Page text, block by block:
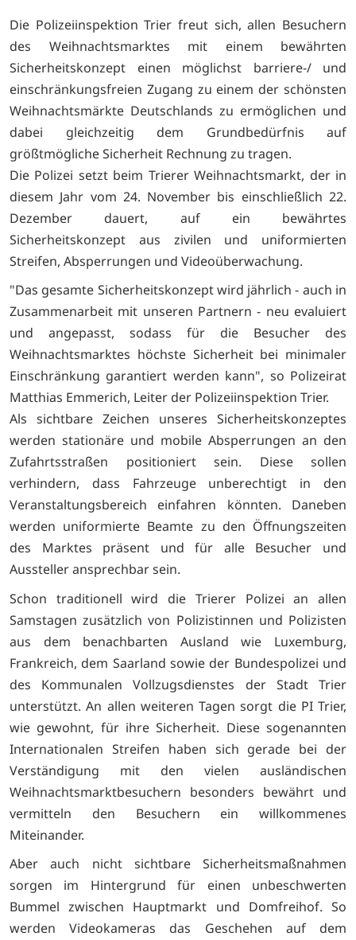
Die Polizeiinspektion Trier freut sich, allen Besuchern
des Weihnachtsmarktes mit einem bewährten
Sicherheitskonzept einen möglichst barriere-/ und
einschränkungsfreien Zugang zu einem der schönsten
Weihnachtsmärkte Deutschlands zu ermöglichen und
dabei gleichzeitig dem Grundbedürfnis auf
größtmögliche Sicherheit Rechnung zu tragen.
Die Polizei setzt beim Trierer Weihnachtsmarkt, der in
diesem Jahr vom 24. November bis einschließlich 22.
Dezember dauert, auf ein bewährtes
Sicherheitskonzept aus zivilen und uniformierten
Streifen, Absperrungen und Videoüberwachung.
"Das gesamte Sicherheitskonzept wird jährlich - auch in
Zusammenarbeit mit unseren Partnern - neu evaluiert
und angepasst, sodass für die Besucher des
Weihnachtsmarktes höchste Sicherheit bei minimaler
Einschränkung garantiert werden kann", so Polizeirat
Matthias Emmerich, Leiter der Polizeiinspektion Trier.
Als sichtbare Zeichen unseres Sicherheitskonzeptes
werden stationäre und mobile Absperrungen an den
Zufahrtsstraßen positioniert sein. Diese sollen
verhindern, dass Fahrzeuge unberechtigt in den
Veranstaltungsbereich einfahren könnten. Daneben
werden uniformierte Beamte zu den Öffnungszeiten
des Marktes präsent und für alle Besucher und
Aussteller ansprechbar sein.
Schon traditionell wird die Trierer Polizei an allen
Samstagen zusätzlich von Polizistinnen und Polizisten
aus dem benachbarten Ausland wie Luxemburg,
Frankreich, dem Saarland sowie der Bundespolizei und
des Kommunalen Vollzugsdienstes der Stadt Trier
unterstützt. An allen weiteren Tagen sorgt die PI Trier,
wie gewohnt, für ihre Sicherheit. Diese sogenannten
Internationalen Streifen haben sich gerade bei der
Verständigung mit den vielen ausländischen
Weihnachtsmarktbesuchern besonders bewährt und
vermitteln den Besuchern ein willkommenes
Miteinander.
Aber auch nicht sichtbare Sicherheitsmaßnahmen
sorgen im Hintergrund für einen unbeschwerten
Bummel zwischen Hauptmarkt und Domfreihof. So
werden Videokameras das Geschehen auf dem